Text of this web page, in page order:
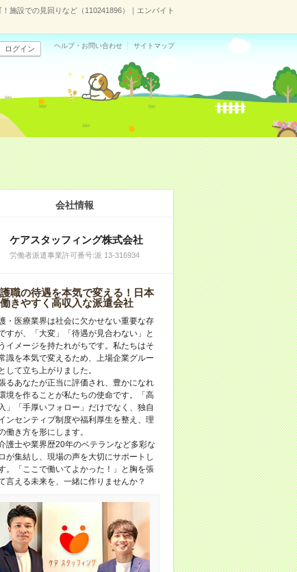
施設での見回りなど（110241896）｜エンバイト
ログイン ヘルプ・お問い合わせ サイトマップ
会社情報
ケアスタッフィング株式会社
労働者派遣事業許可番号:派 13-316934
職の待遇を本気で変える！日本
きやすく高収入な派遣会社
・医療業界は社会に欠かせない重要な存
すが、「大変」「待遇が見合わない」と
イメージを持たれがちです。私たちはそ
識を本気で変えるため、上場企業グルー
して立ち上がりました。
るあなたが正当に評価され、豊かになれ
境を作ることが私たちの使命です。「高
」「手厚いフォロー」だけでなく、独自
ンセンティブ制度や福利厚生を整え、理
働き方を形にします。
護士や業界歴20年のベテランなど多彩な
が集結し、現場の声を大切にサポートし
。「ここで働いてよかった！」と胸を張
言える未来を、一緒に作りませんか？